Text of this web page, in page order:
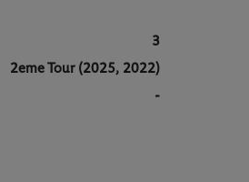
3
2eme Tour (2025, 2022)
-